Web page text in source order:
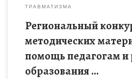
ТРАВМАТИЗМА
Региональный
методических
помощь педагогам и
образования …